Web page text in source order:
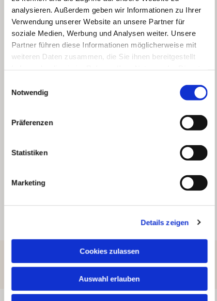
analysieren. Außerdem geben wir Informationen zu Ihrer
Verwendung unserer Website an unsere Partner für
soziale Medien, Werbung und Analysen weiter. Unsere
Partner führen diese Informationen möglicherweise mit
weiteren Daten zusammen, die Sie ihnen bereitgestellt
Notwendig
Präferenzen
Statistiken
Marketing
Details zeigen
Cookies zulassen
Auswahl erlauben
Firmenveranstaltungen. Mieten Sie unsere E Fat
Skallingen, wo es evtl. gute Möglichkeiten zum
Essen gibt Essen mitgebracht. Fragen Sie uns –
wir begleiten Sie gerne bei der Planung.
ZU INFOS & BUCHUNG - HIER KLICKEN